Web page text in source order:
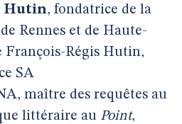
Hutin, fondatrice de la
Rennes et de Haute-
François-Régis Hutin,
SA
maître des requêtes au
littéraire au Point,